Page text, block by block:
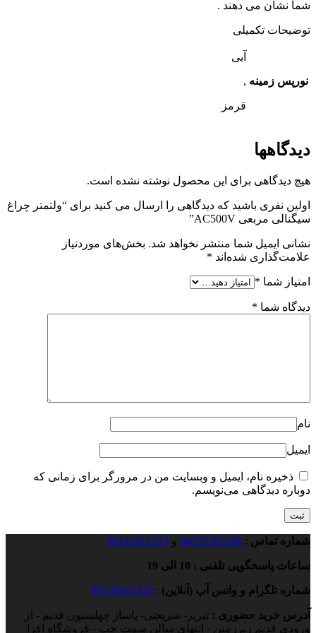
شما نشان می دهند .
توضیحات تکمیلی
نورپس زمینه
آبی
,
قرمز
دیدگاهها
هیچ دیدگاهی برای این محصول نوشته نشده است.
اولین نفری باشید که دیدگاهی را ارسال می کنید برای “ولتمتر چراغ
سیگنالی مربعی AC500V”
نشانی ایمیل شما منتشر نخواهد شد. بخش‌های موردنیاز
علامت‌گذاری شده‌اند *
امتیاز شما *
دیدگاه شما *
نام
ایمیل
ذخیره نام، ایمیل و وبسایت من در مرورگر برای زمانی که
دوباره دیدگاهی می‌نویسم.
شماره تماس :
04135567188 و 09141011374
ساعات پاسخگویی تلفنی : 10 الی 19
شماره تلگرام و واتس آپ (آنلاین) :
09378810125
آدرس خرید حضوری : تبریز- شریعتی- پاساژ چهلستون قدیم - از
ورودی قدیم زیرزمین - انتهای سالن سمت چپ - فروشگاه افرا